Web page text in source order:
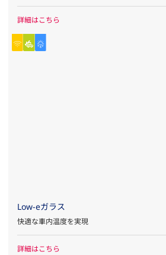
詳細はこちら
Low-eガラス
快適な車内温度を実現
詳細はこちら